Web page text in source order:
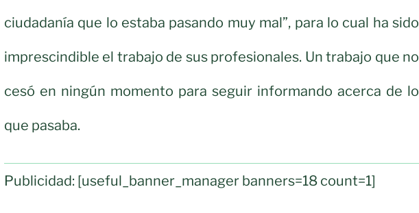
ciudadanía que lo estaba pasando muy mal”, para lo cual ha sido
imprescindible el trabajo de sus profesionales. Un trabajo que no
cesó en ningún momento para seguir informando acerca de lo
que pasaba.
Publicidad: [useful_banner_manager banners=18 count=1]